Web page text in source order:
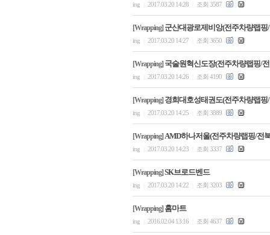
ing 2017.03.20 14:28 조회 3587
[Wrapping] 군산대광로제비앙(전주차량랩
ing 2017.03.20 14:27 조회 3650
[Wrapping] 국술원혁신도장(전주차량랩핑/
ing 2017.03.20 14:26 조회 4190
[Wrapping] 경희대호성태권도(전주차량랩
ing 2017.03.20 14:25 조회 3889
[Wrapping] AMD하나저울(전주차량랩핑/전
ing 2017.03.20 14:23 조회 3337
[Wrapping] SK브로드벤드
ing 2017.03.20 14:22 조회 3203
[Wrapping] 홈마트
ing 2016.02.04 13:16 조회 4637